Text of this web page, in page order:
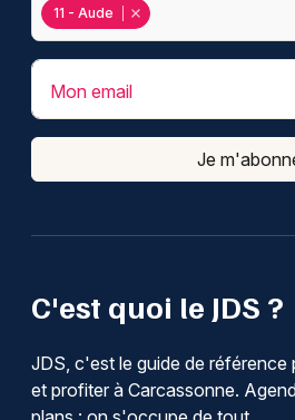
C'est quoi le JDS ?
JDS, c'est le guide de référence
et profiter à Carcassonne.
11 - Aude
Mon email
Je